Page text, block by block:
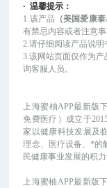
·温馨提示：
1.该产品 （美国爱康
有禁忌内容或者注意
2.请仔细阅读产品说
3.该网站页面仅作为
询客服人员。
上海蜜柚APP最新版
免费医疗）成立于
家以健康科技发展及
理念、医疗设备、*的
民健康事业发展的积力
上海蜜柚APP最新版